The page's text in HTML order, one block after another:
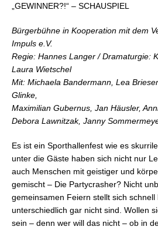
„GEWINNER?!“ – SCHAUSPIEL
Bürgerbühne in Kooperation mit dem
Impuls e.V.
Regie: Hannes Langer / Dramaturgie:
Laura Wietschel
Mit: Michaela Bandermann, Lea
Glinke,
Maximilian Gubernus, Jan Häusler,
Debora Lawnitzak, Janny
Es ist ein Sporthallenfest wie es
unter die Gäste haben sich nicht nur
auch Menschen mit geistiger und
gemischt – Die Partycrasher? Nicht
gemeinsamen Feiern stellt sich
unterschiedlich gar nicht sind. Wollen
sein – denn wer will das nicht – ob in